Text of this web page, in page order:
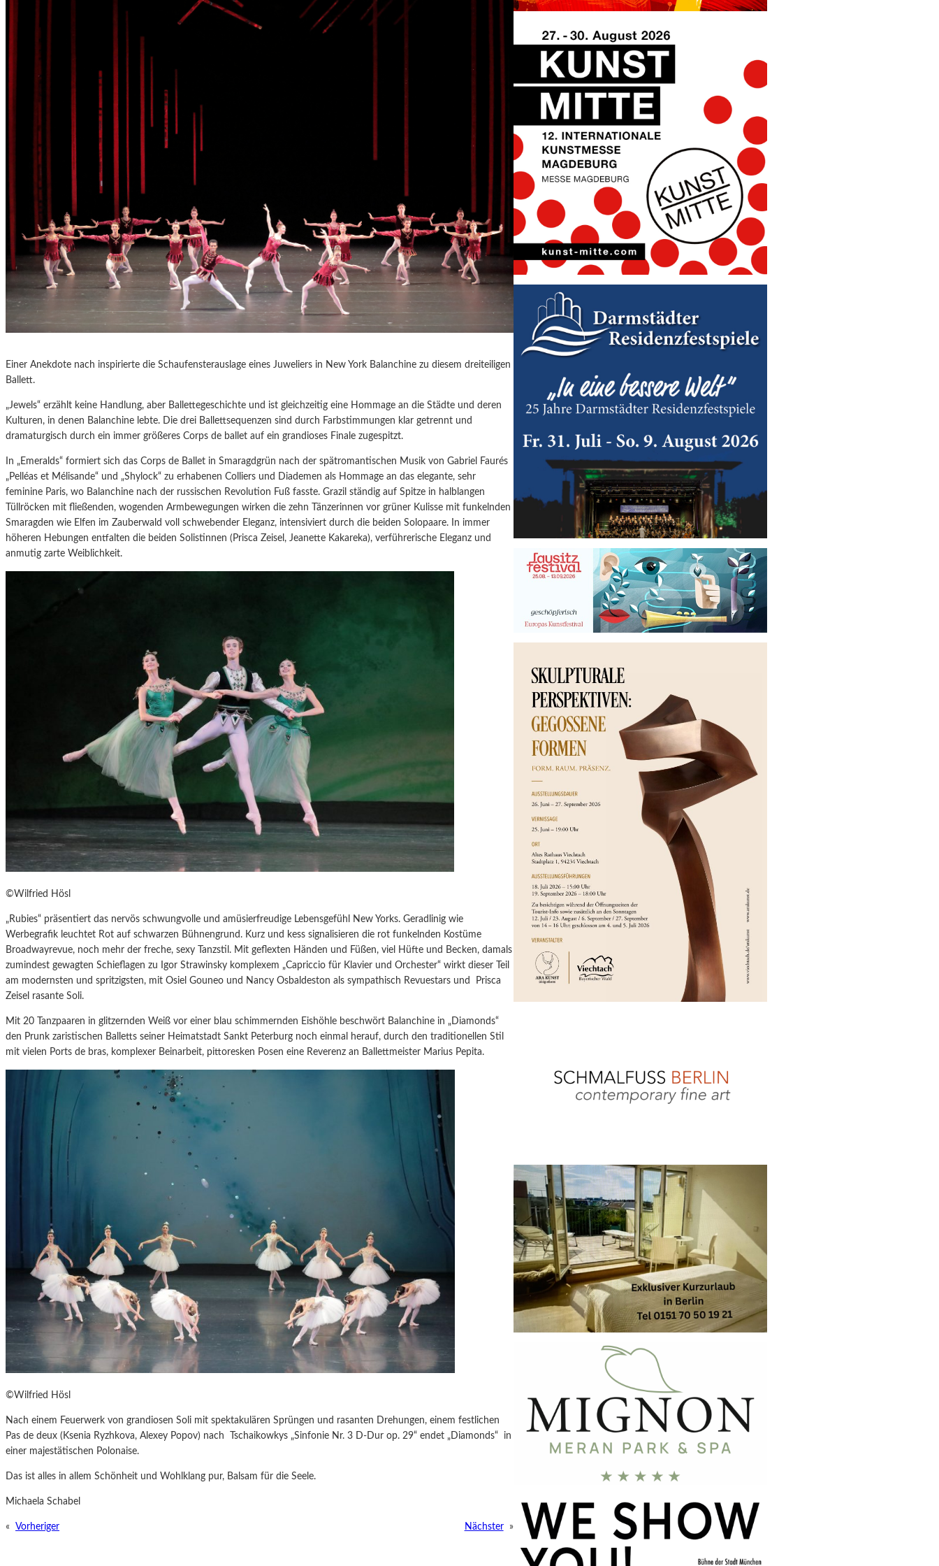
Einer Anekdote nach inspirierte die Schaufensterauslage eines Juweliers in New York Balanchine zu diesem dreiteiligen
Ballett.
„Jewels“ erzählt keine Handlung, aber Ballettegeschichte und ist gleichzeitig eine Hommage an die Städte und deren
Kulturen, in denen Balanchine lebte. Die drei Ballettsequenzen sind durch Farbstimmungen klar getrennt und
dramaturgisch durch ein immer größeres Corps de ballet auf ein grandioses Finale zugespitzt.
In „Emeralds“ formiert sich das Corps de Ballet in Smaragdgrün nach der spätromantischen Musik von Gabriel Faurés
„Pelléas et Mélisande“ und „Shylock“ zu erhabenen Colliers und Diademen als Hommage an das elegante, sehr
feminine Paris, wo Balanchine nach der russischen Revolution Fuß fasste. Grazil ständig auf Spitze in halblangen
Tüllröcken mit fließenden, wogenden Armbewegungen wirken die zehn Tänzerinnen vor grüner Kulisse mit funkelnden
Smaragden wie Elfen im Zauberwald voll schwebender Eleganz, intensiviert durch die beiden Solopaare. In immer
höheren Hebungen entfalten die beiden Solistinnen (Prisca Zeisel, Jeanette Kakareka), verführerische Eleganz und
anmutig zarte Weiblichkeit.
©Wilfried Hösl
„Rubies“ präsentiert das nervös schwungvolle und amüsierfreudige Lebensgefühl New Yorks. Geradlinig wie
Werbegrafik leuchtet Rot auf schwarzen Bühnengrund. Kurz und kess signalisieren die rot funkelnden Kostüme
Broadwayrevue, noch mehr der freche, sexy Tanzstil. Mit geflexten Händen und Füßen, viel Hüfte und Becken, damals
zumindest gewagten Schieflagen zu Igor Strawinsky komplexem „Capriccio für Klavier und Orchester“ wirkt dieser Teil
am modernsten und spritzigsten, mit Osiel Gouneo und Nancy Osbaldeston als sympathisch Revuestars und Prisca
Zeisel rasante Soli.
Mit 20 Tanzpaaren in glitzernden Weiß vor einer blau schimmernden Eishöhle beschwört Balanchine in „Diamonds“
den Prunk zaristischen Balletts seiner Heimatstadt Sankt Peterburg noch einmal herauf, durch den traditionellen Stil
mit vielen Ports de bras, komplexer Beinarbeit, pittoresken Posen eine Reverenz an Ballettmeister Marius Pepita.
©Wilfried Hösl
Nach einem Feuerwerk von grandiosen Soli mit spektakulären Sprüngen und rasanten Drehungen, einem festlichen
Pas de deux (Ksenia Ryzhkova, Alexey Popov) nach Tschaikowkys „Sinfonie Nr. 3 D-Dur op. 29“ endet „Diamonds“ in
einer majestätischen Polonaise.
Das ist alles in allem Schönheit und Wohlklang pur, Balsam für die Seele.
Michaela Schabel
« Vorheriger Nächster »